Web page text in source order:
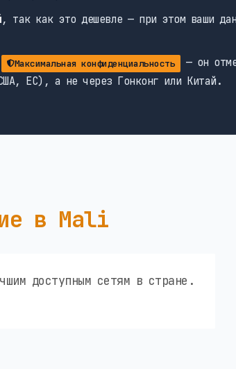
, так как это дешевле — при этом ваши
Максимальная конфиденциальность
— он
ЕС), а не через Гонконг или Китай.
в Mali
доступным сетям в стране.